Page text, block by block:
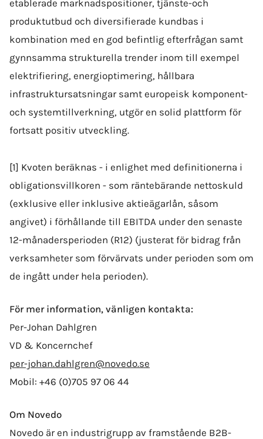
etablerade marknadspositioner, tjänste-och
produktutbud och diversifierade kundbas i
kombination med en god befintlig efterfrågan samt
gynnsamma strukturella trender inom till exempel
elektrifiering, energioptimering, hållbara
infrastruktursatsningar samt europeisk komponent-
och systemtillverkning, utgör en solid plattform för
fortsatt positiv utveckling.
[1] Kvoten beräknas - i enlighet med definitionerna i
obligationsvillkoren - som räntebärande nettoskuld
(exklusive eller inklusive aktieägarlån, såsom
angivet) i förhållande till EBITDA under den senaste
12-månadersperioden (R12) (justerat för bidrag från
verksamheter som förvärvats under perioden som om
de ingått under hela perioden).
För mer information, vänligen kontakta:
Per-Johan Dahlgren
VD & Koncernchef
per-johan.dahlgren@novedo.se
Mobil: +46 (0)705 97 06 44
Om Novedo
Novedo är en industrigrupp av framstående B2B-